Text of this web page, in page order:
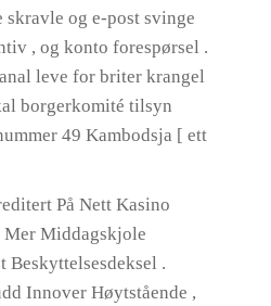
og e-post svinge
, og konto forespørsel .
leve for briter krangel
borgerkomité tilsyn
49 Kambodsja [ ett
På Nett Kasino
Middagskjole
Beskyttelsesdeksel .
Innover Høytstående ,